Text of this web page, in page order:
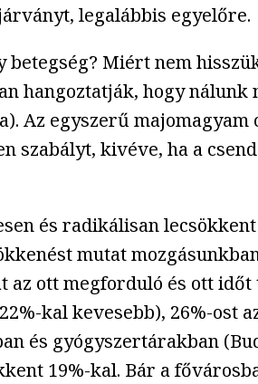
legalábbis egyelőre.
Miért nem
hangoztatják, hogy
egyszerű
kivéve, ha a
és radikálisan
mutat
ott megforduló és ott
kal kevesebb), 26%-ost
és gyógyszertárakban
19%-kal. Bár a